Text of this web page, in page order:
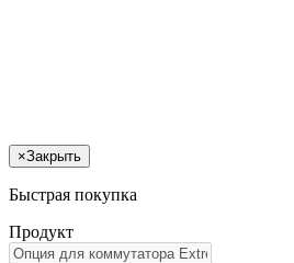
×Закрыть
Быстрая покупка
Продукт